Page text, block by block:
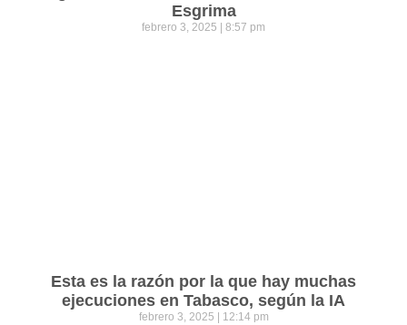
Esgrima
febrero 3, 2025 8:57 pm
Esta es la razón por la que hay muchas
ejecuciones en Tabasco, según la IA
febrero 3, 2025 12:14 pm